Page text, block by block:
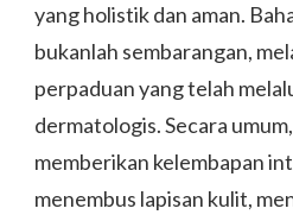
yang holistik dan aman.
bukanlah sembarangan,
perpaduan yang telah
dermatologis. Secara
memberikan kelembapan
menembus lapisan kulit,